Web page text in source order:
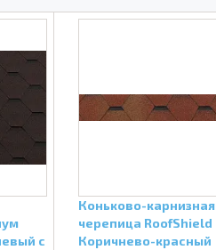
с
Коньково-карнизная
черепица RoofShield
Коричнево-красный